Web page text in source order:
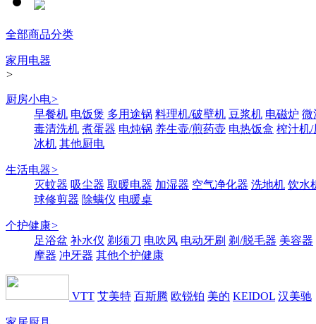
全部商品分类
家用电器
>
厨房小电>
早餐机 电饭煲 多用途锅 料理机/破壁机 豆浆机 电磁炉 微
毒清洗机 煮蛋器 电炖锅 养生壶/煎药壶 电热饭盒 榨汁机/
冰机 其他厨电
生活电器>
灭蚊器 吸尘器 取暖电器 加湿器 空气净化器 洗地机 饮水
球修剪器 除螨仪 电暖桌
个护健康>
足浴盆 补水仪 剃须刀 电吹风 电动牙刷 剃/脱毛器 美容器
摩器 冲牙器 其他个护健康
VTT 艾美特 百斯腾 欧锐铂 美的 KEIDOL 汉美驰